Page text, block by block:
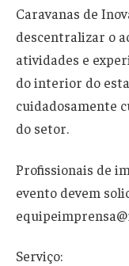
Caravanas de
descentralizar o
atividades e
do interior do
cuidadosamente
do setor.
Profissionais de
evento devem
Serviço: